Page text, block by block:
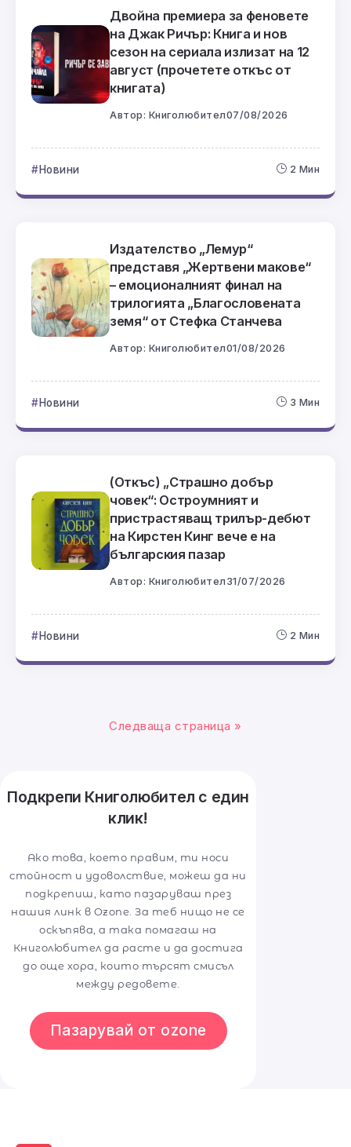
Двойна премиера за феновете
на Джак Ричър: Книга и нов
сезон на сериала излизат на 12
август (прочетете откъс от
книгата)
Автор: Книголюбител07/08/2026
Новини 2 Мин
Издателство „Лемур“
представя „Жертвени макове“
– емоционалният финал на
трилогията „Благословената
земя“ от Стефка Станчева
Автор: Книголюбител01/08/2026
Новини 3 Мин
(Откъс) „Страшно добър
човек“: Остроумният и
пристрастяващ трилър-дебют
на Кирстен Кинг вече е на
българския пазар
Автор: Книголюбител 31/07/2026
Новини 2 Мин
Следваща страница »
Подкрепи Книголюбител с един
клик!
Ако това, което правим, ти носи
стойност и удоволствие, можеш да ни
подкрепиш, като пазаруваш през
нашия линк в Ozone. За теб нищо не се
оскъпява, а така помагаш на
Книголюбител да расте и да достига
до още хора, които търсят смисъл
между редовете.
Пазарувай от ozone